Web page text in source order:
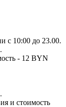
с 10:00 до 23.00.
- 12 BYN
и стоимость